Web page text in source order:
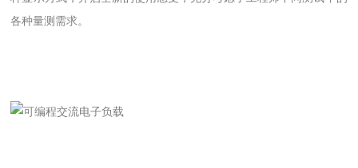
各种量测需求。